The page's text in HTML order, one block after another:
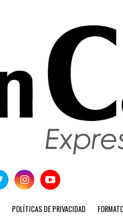
POLÍTICAS DE PRIVACIDAD